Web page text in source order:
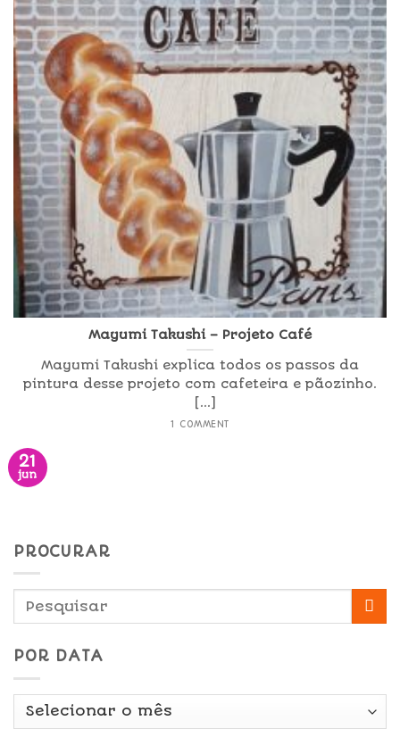
Mayumi Takushi – Projeto Café
Mayumi Takushi explica todos os passos da
pintura desse projeto com cafeteira e pãozinho.
[...]
1 COMMENT
21
jun
PROCURAR
POR DATA
Por